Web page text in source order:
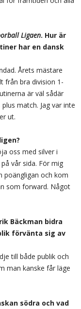
Ligaen. Hur är
har en dansk
Årets mästare
från bra division 1-
är väl sådär
match. Jag var inte
ut.
oss med silver i
vår sida. För mig
poängligan och kom
som forward. Något
Bäckman bidra
förvänta sig av
till både publik och
man kanske får läge
södra och vad